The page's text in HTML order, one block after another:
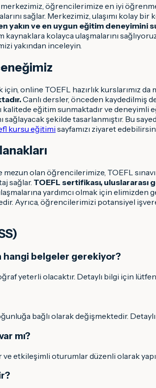
öğrencilerimize en iyi
sağlar. Merkezimiz, ulaşımı kolay
yakın ve en uygun eğitim deneyimini
kolayca ulaşmalarını
yakından inceleyin.
için, online TOEFL hazırlık kurslarımız da
Canlı dersler, önceden kaydedilmiş
kalitede eğitim sunmaktadır ve
şekilde tasarlanmıştır. Bu
kursu eğitimi sayfamızı ziyaret
mezun olan öğrencilerimize, TOEFL
sağlar. TOEFL sertifikası,
yardımcı olmak için elimizden
Ayrıca, öğrencilerimizi potansiyel
hangi belgeler gerekiyor?
yeterli olacaktır. Detaylı bilgi için
bağlı olarak değişmektedir.
mı?
ve etkileşimli oturumlar düzenli olarak